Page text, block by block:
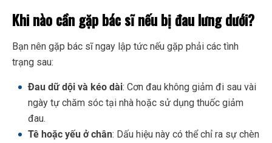
Khi nào cần gặp bác sĩ nếu bị đau lưng dưới?
Bạn nên gặp bác sĩ ngay lập tức nếu gặp phải các tình
trạng sau:
Đau dữ dội và kéo dài: Cơn đau không giảm đi sau vài
ngày tự chăm sóc tại nhà hoặc sử dụng thuốc giảm
đau.
Tê hoặc yếu ở chân: Dấu hiệu này có thể chỉ ra sự chèn